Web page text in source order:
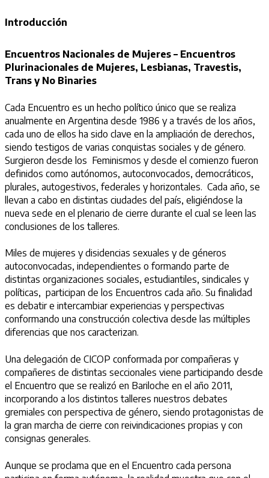
Introducción
Encuentros Nacionales de Mujeres – Encuentros
Plurinacionales de Mujeres, Lesbianas, Travestis,
Trans y No Binaries
Cada Encuentro es un hecho político único que se realiza
anualmente en Argentina desde 1986 y a través de los años,
cada uno de ellos ha sido clave en la ampliación de derechos,
siendo testigos de varias conquistas sociales y de género.
Surgieron desde los Feminismos y desde el comienzo fueron
definidos como autónomos, autoconvocados, democráticos,
plurales, autogestivos, federales y horizontales. ​ Cada año, se
llevan a cabo en distintas ciudades del país, eligiéndose la
nueva sede en el plenario de cierre durante el cual se leen las
conclusiones de los talleres. ​
Miles de mujeres y disidencias sexuales y de géneros
autoconvocadas, independientes o formando parte de
distintas organizaciones sociales, estudiantiles, sindicales y
políticas, participan de los Encuentros cada año. Su finalidad
es debatir e intercambiar experiencias y perspectivas
conformando una construcción colectiva desde las múltiples
diferencias que nos caracterizan.
Una delegación de CICOP conformada por compañeras y
compañeres de distintas seccionales viene participando desde
el Encuentro que se realizó en Bariloche en el año 2011,
incorporando a los distintos talleres nuestros debates
gremiales con perspectiva de género, siendo protagonistas de
la gran marcha de cierre con reivindicaciones propias y con
consignas generales.
Aunque se proclama que en el Encuentro cada persona